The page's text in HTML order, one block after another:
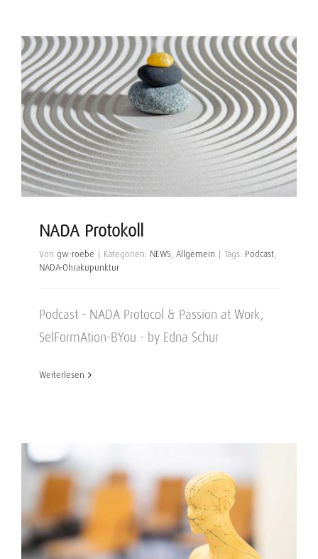
NADA Protokoll
Von gw-roebe Kategorien: NEWS, Allgemein Tags: Podcast,
NADA-Ohrakupunktur
Podcast - NADA Protocol & Passion at Work,
SelFormAtion-BYou - by Edna Schur
Weiterlesen